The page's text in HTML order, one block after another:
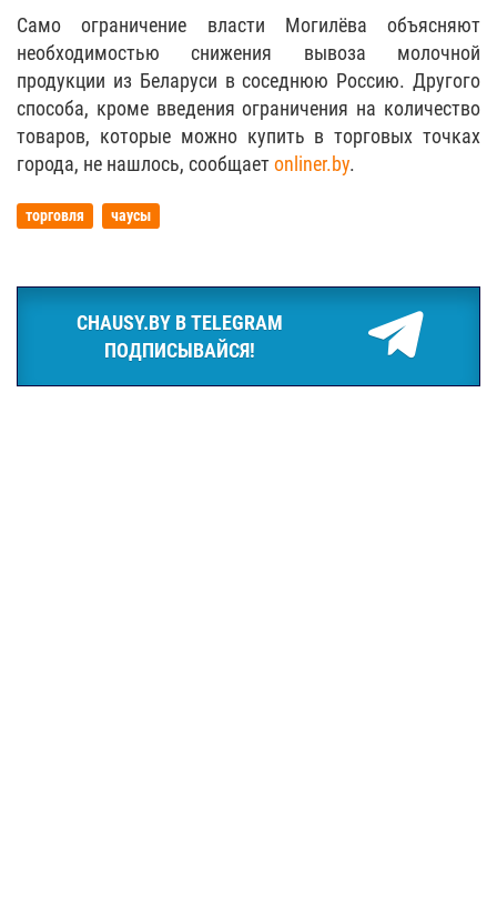
Само ограничение власти Могилёва объясняют
необходимостью снижения вывоза молочной
продукции из Беларуси в соседнюю Россию. Другого
способа, кроме введения ограничения на количество
товаров, которые можно купить в торговых точках
города, не нашлось, сообщаетonliner.by.
торговля чаусы
CHAUSY.BY В TELEGRAM
ПОДПИСЫВАЙСЯ!